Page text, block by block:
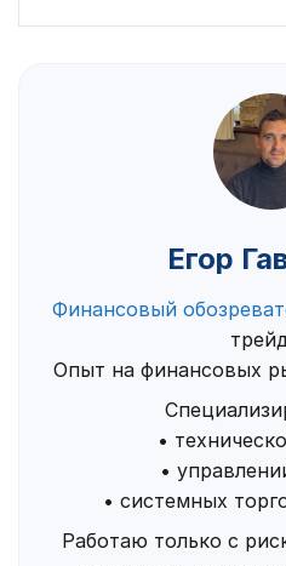
Егор
Финансовый
Опыт на финансовых
•
•
• системных
Работаю только с